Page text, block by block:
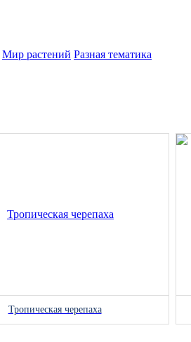
Мир растений Разная тематика
Тропическая черепаха